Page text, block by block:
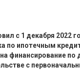
с 1 декабря 2022
по ипотечным
финансирование по
с